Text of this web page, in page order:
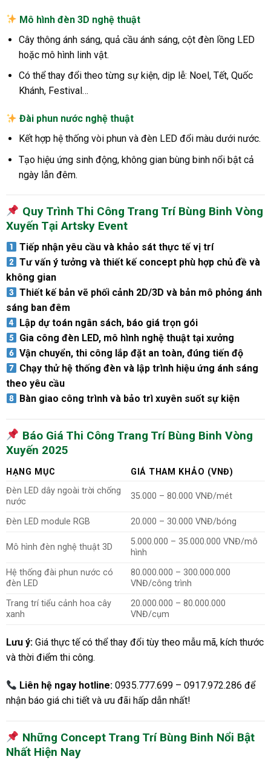
Mô hình đèn 3D nghệ thuật
Cây thông ánh sáng, quả cầu ánh sáng, cột đèn lồng LED
hoặc mô hình linh vật.
Có thể thay đổi theo từng sự kiện, dịp lễ: Noel, Tết, Quốc
Khánh, Festival…
Đài phun nước nghệ thuật
Kết hợp hệ thống vòi phun và đèn LED đổi màu dưới nước.
Tạo hiệu ứng sinh động, không gian bùng binh nổi bật cả
ngày lẫn đêm.
Quy Trình Thi Công Trang Trí Bùng Binh Vòng
Xuyến Tại Artsky Event
Tiếp nhận yêu cầu và khảo sát thực tế vị trí
Tư vấn ý tưởng và thiết kế concept phù hợp chủ đề và
không gian
Thiết kế bản vẽ phối cảnh 2D/3D và bản mô phỏng ánh
sáng ban đêm
Lập dự toán ngân sách, báo giá trọn gói
Gia công đèn LED, mô hình nghệ thuật tại xưởng
Vận chuyển, thi công lắp đặt an toàn, đúng tiến độ
Chạy thử hệ thống đèn và lập trình hiệu ứng ánh sáng
theo yêu cầu
Bàn giao công trình và bảo trì xuyên suốt sự kiện
Báo Giá Thi Công Trang Trí Bùng Binh Vòng
Xuyến 2025
HẠNG MỤC
GIÁ THAM KHẢO (VNĐ)
Đèn LED dây ngoài trời chống
nước
35.000 – 80.000 VNĐ/mét
Đèn LED module RGB 20.000 – 30.000 VNĐ/bóng
Mô hình đèn nghệ thuật 3D
5.000.000 – 35.000.000 VNĐ/mô
hình
Hệ thống đài phun nước có
đèn LED
80.000.000 – 300.000.000
VNĐ/công trình
Trang trí tiểu cảnh hoa cây
xanh
20.000.000 – 80.000.000
VNĐ/cụm
Lưu ý:Giá thực tế có thể thay đổi tùy theo mẫu mã, kích thước
và thời điểm thi công.
Liên hệ ngay hotline: 0935.777.699 – 0917.972.286 để
nhận báo giá chi tiết và ưu đãi hấp dẫn nhất!
Những Concept Trang Trí Bùng Binh Nổi Bật
Nhất Hiện Nay